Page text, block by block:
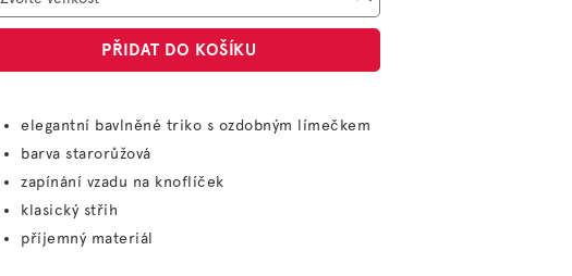
PŘIDAT DO KOŠÍKU
elegantní bavlněné triko s ozdobným límečkem
barva starorůžová
zapínání vzadu na knoflíček
klasický střih
příjemný materiál